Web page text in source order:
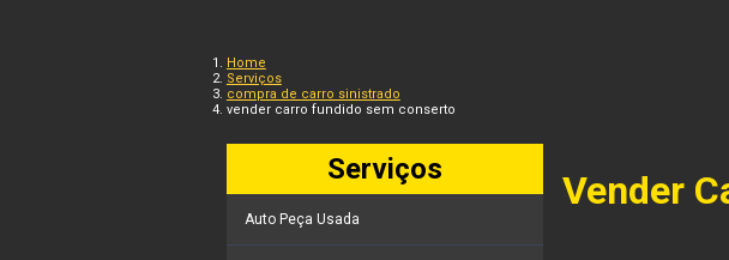
Home
Serviços
compra de carro sinistrado
vender carro fundido sem conserto
Serviços
Auto Peça Usada
Vender